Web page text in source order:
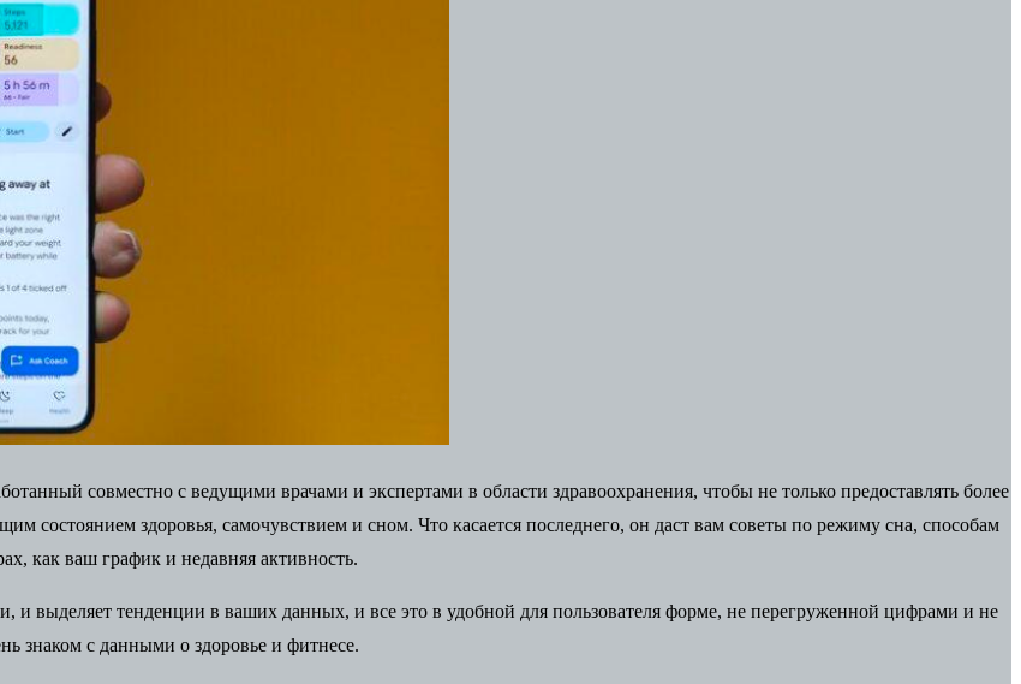
совместно с ведущими врачами и экспертами в области здравоохранения, чтобы не только предоставлять более
состоянием здоровья, самочувствием и сном. Что касается последнего, он даст вам советы по режиму сна, способам
как ваш график и недавняя активность.
и выделяет тенденции в ваших данных, и все это в удобной для пользователя форме, не перегруженной цифрами и не
знаком с данными о здоровье и фитнесе.